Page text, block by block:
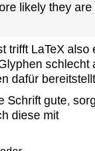
likely they
trifft LaTeX
dafür
Schrift gute,
diese mit